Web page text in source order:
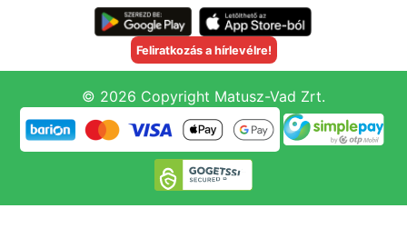
Feliratkozás a hírlevélre!
© 2026 Copyright Matusz-Vad Zrt.